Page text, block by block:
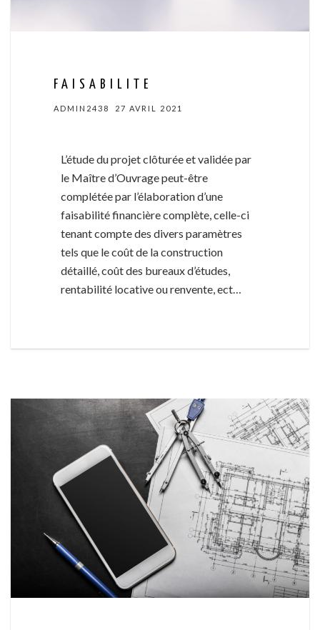
FAISABILITE
ADMIN2438 27 AVRIL 2021
L’étude du projet clôturée et validée par
le Maître d’Ouvrage peut-être
complétée par l’élaboration d’une
faisabilité financière complète, celle-ci
tenant compte des divers paramètres
tels que le coût de la construction
détaillé, coût des bureaux d’études,
rentabilité locative ou renvente, ect…